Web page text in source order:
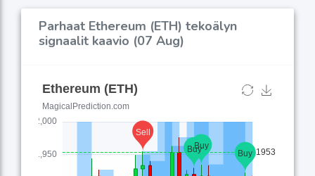
Parhaat Ethereum (ETH) tekoälyn
signaalit kaavio (07 Aug)